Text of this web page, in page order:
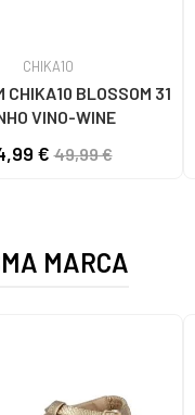
CHIKA10
CHIKA10 BLOSSOM 31
VINO-WINE
€49,99 €
MARCA